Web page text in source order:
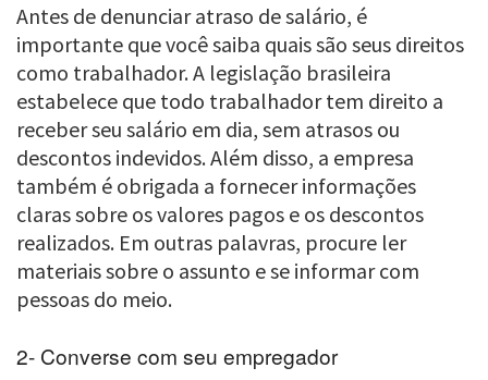
Antes de denunciar atraso de salário, é
importante que você saiba quais são seus direitos
como trabalhador. A legislação brasileira
estabelece que todo trabalhador tem direito a
receber seu salário em dia, sem atrasos ou
descontos indevidos. Além disso, a empresa
também é obrigada a fornecer informações
claras sobre os valores pagos e os descontos
realizados. Em outras palavras, procure ler
materiais sobre o assunto e se informar com
pessoas do meio.
2- Converse com seu empregador